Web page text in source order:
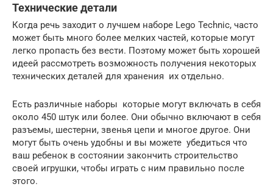
Технические детали
Когда речь заходит о лучшем наборе Lego Technic, часто
может быть много более мелких частей, которые могут
легко пропасть без вести. Поэтому может быть хорошей
идеей рассмотреть возможность получения некоторых
технических деталей для хранения их отдельно.
Есть различные наборы которые могут включать в себя
около 450 штук или более. Они обычно включают в себя
разъемы, шестерни, звенья цепи и многое другое. Они
могут быть очень удобны и вы можете убедиться что
ваш ребенок в состоянии закончить строительство
своей игрушки, чтобы играть с ним правильно после
этого.